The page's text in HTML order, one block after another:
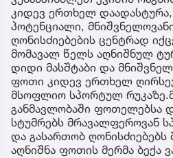
კიდევ ერთხელ
პოტენციალი,
ღონისძიებების ცენტრად
მომავალ წელს აღნიშნულ
დიდი მასშტაბი და
ფოთი კიდევ ერთხელ
მსოფლიო სპორტულ
განმავლობაში ფოთელებსა
სტუმრებს მრავალფეროვან
და გასართობ ღონისძიებებს
აღნიშნა ფოთის მერმა ბექა